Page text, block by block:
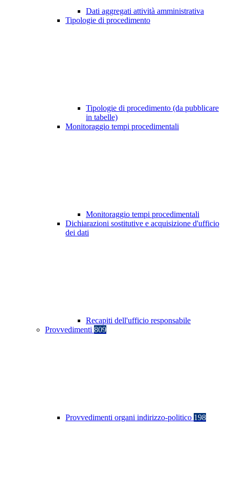
Dati aggregati attività amministrativa
Tipologie di procedimento
Tipologie di procedimento (da pubblicare
in tabelle)
Monitoraggio tempi procedimentali
Monitoraggio tempi procedimentali
Dichiarazioni sostitutive e acquisizione d'ufficio
dei dati
Recapiti dell'ufficio responsabile
Provvedimenti 809
Provvedimenti organi indirizzo-politico 198